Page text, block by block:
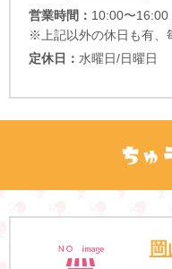
営業時間： 10:00〜16:00
※上記以外の休日も有、
定休日： 水曜日/日曜日